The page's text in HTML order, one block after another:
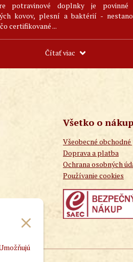
potravinové doplnky je povinné
kovov, plesní a baktérií -
certifikované ...
Čítať viac
Všetko o
Všeobecné
Doprava a platba
Ochrana osobných
Používanie cookies